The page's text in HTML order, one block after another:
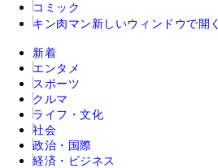
コミック
キン肉マン 新しいウィンドウで開く
新着
エンタメ
スポーツ
クルマ
ライフ・文化
社会
政治・国際
経済・ビジネス